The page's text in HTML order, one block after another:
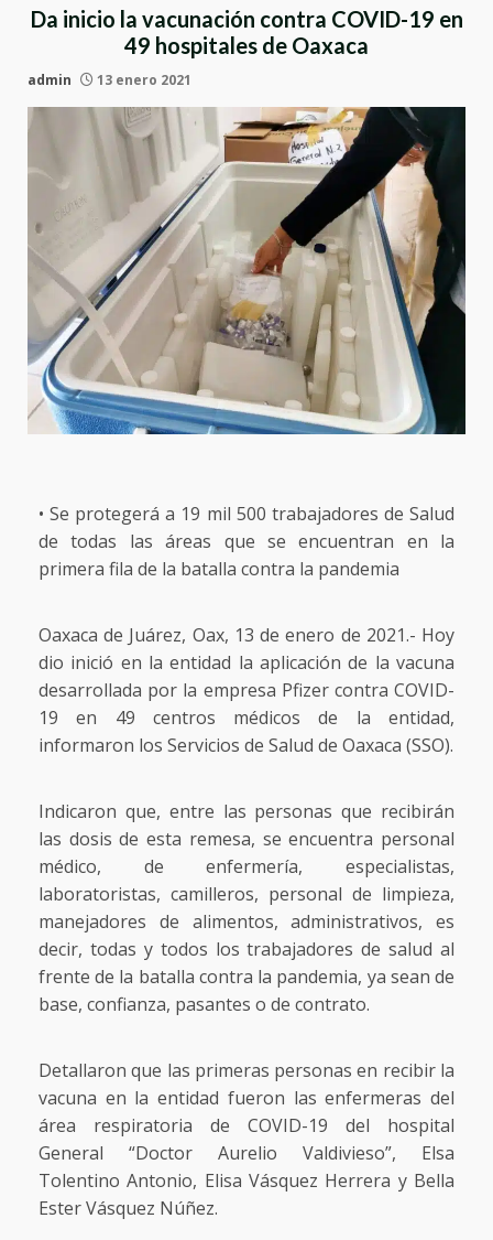
Da inicio la vacunación contra COVID-19 en
49 hospitales de Oaxaca
admin 13 enero 2021
• Se protegerá a 19 mil 500 trabajadores de Salud
de todas las áreas que se encuentran en la
primera fila de la batalla contra la pandemia
Oaxaca de Juárez, Oax, 13 de enero de 2021.- Hoy
dio inició en la entidad la aplicación de la vacuna
desarrollada por la empresa Pfizer contra COVID-
19 en 49 centros médicos de la entidad,
informaron los Servicios de Salud de Oaxaca (SSO).
Indicaron que, entre las personas que recibirán
las dosis de esta remesa, se encuentra personal
médico, de enfermería, especialistas,
laboratoristas, camilleros, personal de limpieza,
manejadores de alimentos, administrativos, es
decir, todas y todos los trabajadores de salud al
frente de la batalla contra la pandemia, ya sean de
base, confianza, pasantes o de contrato.
Detallaron que las primeras personas en recibir la
vacuna en la entidad fueron las enfermeras del
área respiratoria de COVID-19 del hospital
General “Doctor Aurelio Valdivieso”, Elsa
Tolentino Antonio, Elisa Vásquez Herrera y Bella
Ester Vásquez Núñez.